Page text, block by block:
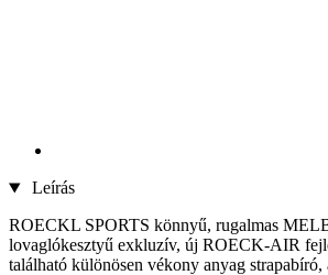
Leírás
ROECKL SPORTS könnyű, rugalmas
lovaglókesztyű exkluzív, új ROECK-AIR
található különösen vékony anyag strapabíró,